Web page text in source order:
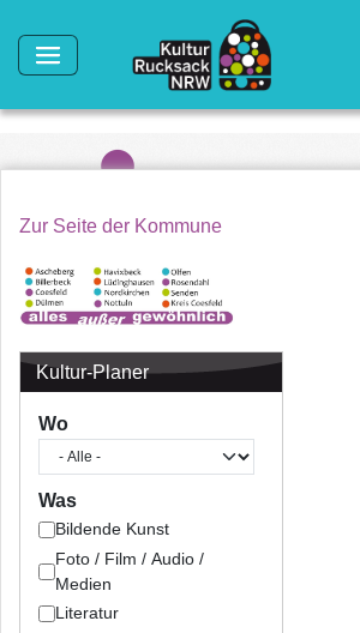
Zur Seite der Kommune
Kultur-Planer
Wo
Was
Bildende Kunst
Foto / Film / Audio /
Medien
Literatur